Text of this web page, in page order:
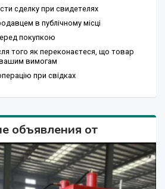
сделку при свидетелях
в публічному місці
покупкою
того як переконаєтеся, що товар
вашим вимогам
при свідках
объявления от